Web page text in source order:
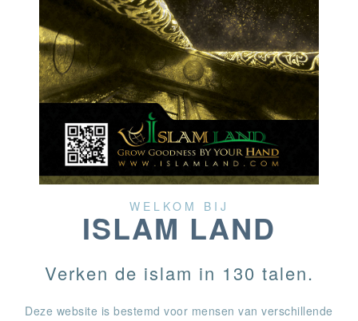
WELKOM BIJ
ISLAM LAND
Verken de islam in 130 talen.
Deze website is bestemd voor mensen van verschillende